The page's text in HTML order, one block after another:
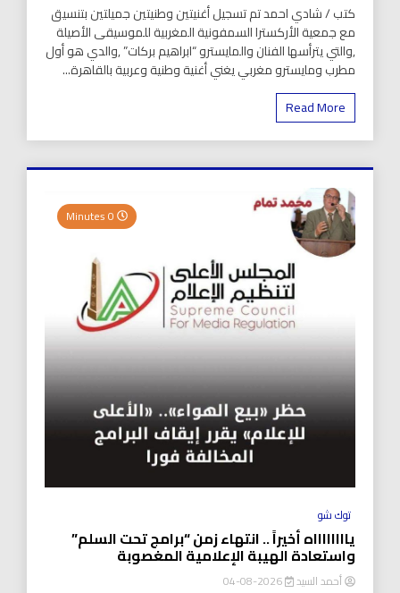
كتب / شادي احمد تم تسجيل أغنيتين وطنيتين جميلتين بتنسيق
مع جمعية الأركسترا السمفونية المغربية للموسيقى الأصيلة
,والتي يترأسها الفنان والمايسترو “ابراهيم بركات” ,والدي هو أول
مطرب ومايسترو مغربي يغني أغنية وطنية وعربية بالقاهرة...
Read More
توك شو
يااااااااه أخيراً .. انتهاء زمن “برامج تحت السلم”
واستعادة الهيبة الإعلامية المغصوبة
أحمد السيد 2026-08-04